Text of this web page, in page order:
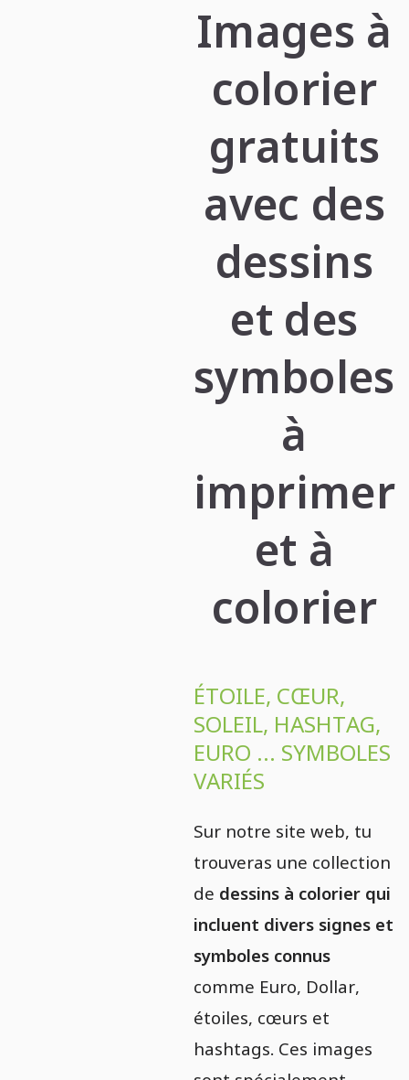
Images à
colorier
gratuits
avec des
dessins
et des
symboles
à
imprimer
et à
colorier
ÉTOILE, CŒUR,
SOLEIL, HASHTAG,
EURO ... SYMBOLES
VARIÉS
Sur notre site web, tu
trouveras une collection
de dessins à colorier qui
incluent divers signes et
symboles connus
comme Euro, Dollar,
étoiles, cœurs et
hashtags. Ces images